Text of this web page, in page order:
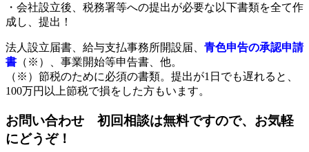
・会社設立後、税務署等への提出が必要な以下書類を全て作
成し、提出！
法人設立届書、給与支払事務所開設届、 青色申告の承認申請
書 （※）、事業開始等申告書、他。
（※）節税のために必須の書類。提出が1日でも遅れると、
100万円以上節税で損をした方もいます。
お問い合わせ 初回相談は無料ですので、お気軽
にどうぞ！